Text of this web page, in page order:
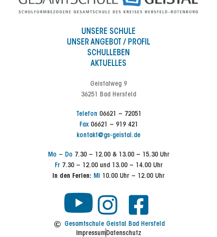
UNSERE SCHULE
UNSER ANGEBOT / PROFIL
SCHULLEBEN
AKTUELLES
Geistalweg 9
36251 Bad Hersfeld
Telefon 06621 – 72051
Fax06621 – 919 421
kontakt@gs-geistal.de
Mo – Do 7.30 – 12.00 & 13.00 – 15.30 Uhr
Fr7.30 – 12.00 und 13.00 – 14.00 Uhr
In den Ferien: Mi 10.00 Uhr – 12.00 Uhr
Y
o
I
n
F
a
Gesamtschule Geistal Bad Hersfeld
ImpressumDatenschutz